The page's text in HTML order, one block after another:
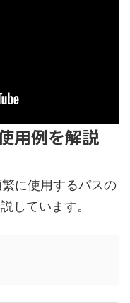
用例を解説
に使用するパスの
しています。